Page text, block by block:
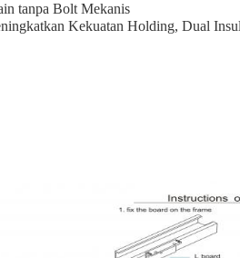
tanpa Bolt Mekanis
Kekuatan Holding, Dual